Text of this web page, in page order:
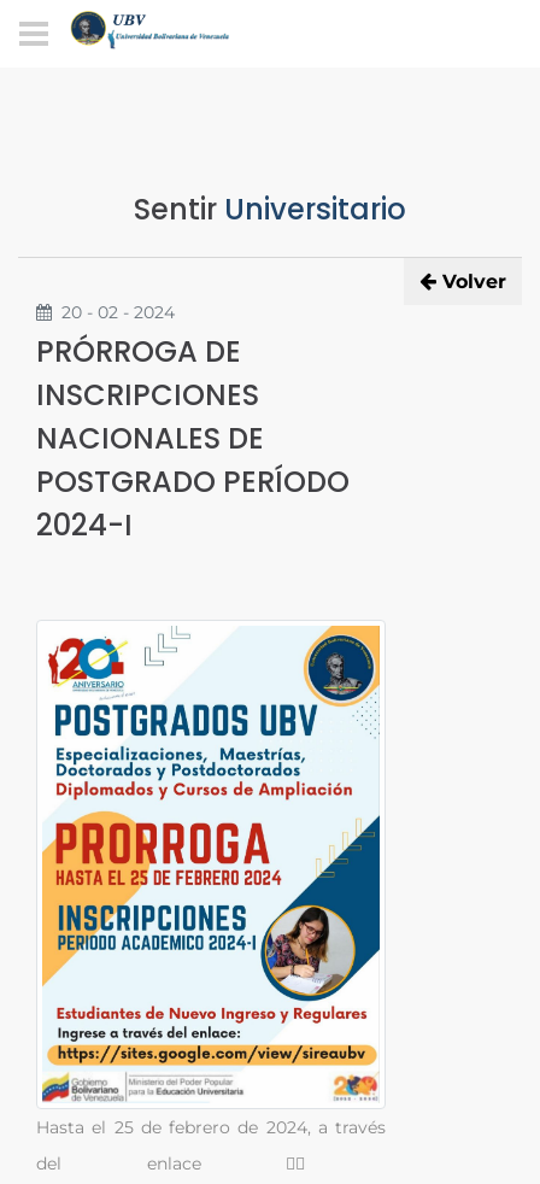
Sentir Universitario
Volver
20 - 02 - 2024
PRÓRROGA DE
INSCRIPCIONES
NACIONALES DE
POSTGRADO PERÍODO
2024-I
Hasta el 25 de febrero de 2024, a través
del enlace 👉🏽